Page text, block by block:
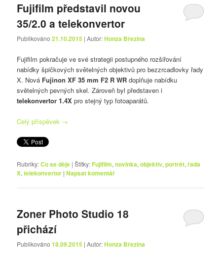
Fujifilm představil novou
35/2.0 a telekonvertor
Publikováno21.10.2015 | Autor:Honza Březina
Fujifilm pokračuje ve své strategii postupného rozšiřování
nabídky špičkových světelných objektivů pro bezzrcadlovky řady
X. Nová Fujinon XF 35 mm F2 R WR doplňuje nabídku
světelných pevných skel. Zároveň byl představen i
telekonvertor 1.4X pro stejný typ fotoaparátů.
Celý příspěvek →
Rubriky:Co se děje |Štítky:Fujifilm,novinka,objektiv,portrét,řada
X,telekonvertor |Napsat komentář
Zoner Photo Studio 18
přichází
Publikováno18.09.2015 | Autor:Honza Březina